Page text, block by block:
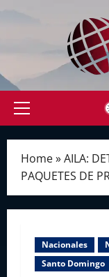
Primary
Home»AILA:
PAQUETES DE
Nacionales
Santo Domingo